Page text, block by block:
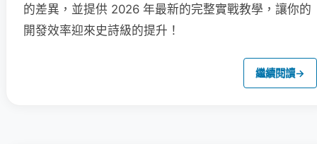
的差異，並提供 2026 年最新的完整實戰教學，讓你的
開發效率迎來史詩級的提升！
繼續閱讀→